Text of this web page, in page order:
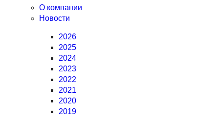
О компании
Новости
2026
2025
2024
2023
2022
2021
2020
2019